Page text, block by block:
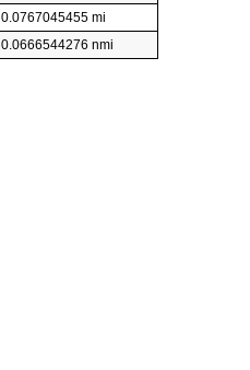
0.0767045455 mi
0.0666544276 nmi